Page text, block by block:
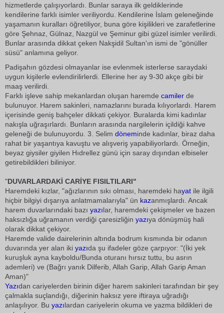
hizmetlerde çalışıyorlardı. Bunlar saraya ilk geldiklerinde
kendilerine farklı isimler veriliyordu. Kendilerine İslam geleneğinde
yaşamanın kuralları öğretiliyor, buna göre kişilikleri ve zarafetlerine
göre Şehnaz, Gülnaz, Nazgül ve Şeminur gibi güzel isimler verilirdi.
Bunlar arasında dikkat çeken Nakşidil Sultan'ın ismi de "gönüller
süsü" anlamına geliyor.
Padişahın gözdesi olmayanlar ise evlenmek isterlerse saraydaki
uygun kişilerle evlendirilirlerdi. Ellerine her ay 9-30 akçe gibi bir
maaş verilirdi.
Farklı işleve sahip mekanlardan oluşan haremde camiler de
bulunuyor. Harem sakinleri, namazlarını burada kılıyorlardı. Harem
içerisinde geniş bahçeler dikkati çekiyor. Buralarda kimi kadınlar
nakışla uğraşırlardı. Bunların arasında nargilelerin içildiği kahve
geleneği de bulunuyordu. 3. Selim döneminde kadınlar, biraz daha
rahat bir yaşantıya kavuştu ve alışveriş yapabiliyorlardı. Örneğin,
beyaz giysiler giyilen Hıdrellez günü için saray dışından elbiseler
getirebildikleri biliniyor.
"DUVARLARDAKİ CARİYE FISILTILARI"
Haremdeki kızlar, "ağızlarının sıkı olması, haremdeki hayat ile ilgili
hiçbir bilgiyi dışarıya anlatmamalarıyla" ün kazanmışlardı. Ancak
harem duvarlarındaki bazı yazılar, haremdeki çekişmeler ve bazen
haksızlığa uğramanın verdiği çaresizliğin yazıya dönüşmüş hali
olarak dikkat çekiyor.
Haremde valide dairelerinin altında bodrum kısmında bir odanın
duvarında yer alan iki yazıda şu ifadeler göze çarpıyor: "(İki yek
kuruşluk ayna kayboldu/Bunda oturanı hırsız tuttu, bu asrın
ademleri) ve (Bağrı yanık Dilferib, Allah Garip, Allah Garip Aman
Aman)"
Yazıdan cariyelerden birinin diğer harem sakinleri tarafından bir şey
çalmakla suçlandığı, diğerinin haksız yere iftiraya uğradığı
anlaşılıyor. Bu yazılardan cariyelerin okuma ve yazma bildikleri de